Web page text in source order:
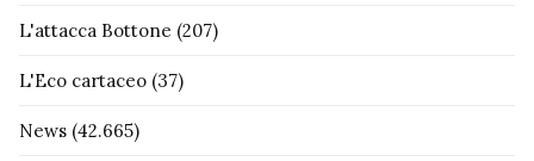
L'attacca Bottone (207)
L'Eco cartaceo (37)
News (42.665)